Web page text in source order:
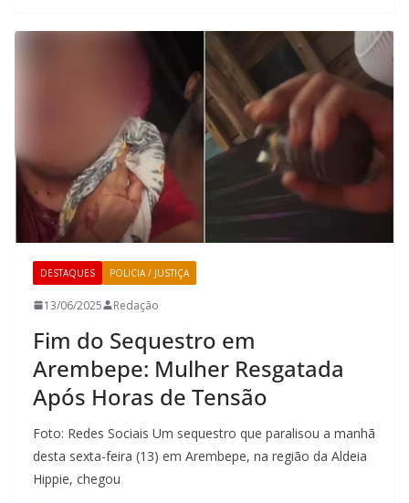
DESTAQUES POLICIA / JUSTIÇA
13/06/2025 Redação
Fim do Sequestro em
Arembepe: Mulher Resgatada
Após Horas de Tensão
Foto: Redes Sociais Um sequestro que paralisou a manhã
desta sexta-feira (13) em Arembepe, na região da Aldeia
Hippie, chegou